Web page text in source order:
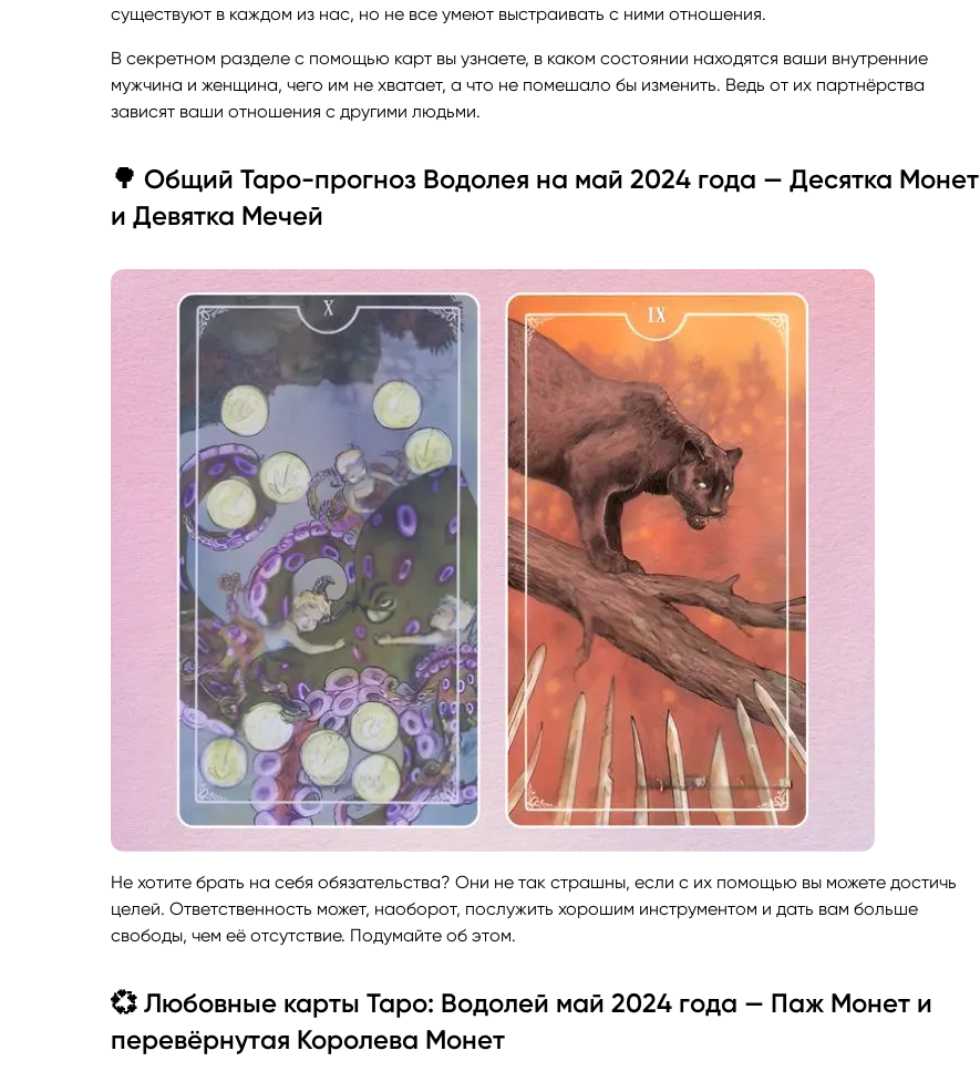
Рыбы Расклад Таро на 2025 год
существуют в каждом из нас, но не все умеют выстраивать с ними отношения.
В секретном разделе с помощью карт вы узнаете, в каком состоянии находятся ваши внутренние
мужчина и женщина, чего им не хватает, а что не помешало бы изменить. Ведь от их партнёрства
зависят ваши отношения с другими людьми.
🌳 Общий Таро-прогноз Водолея на май 2024 года — Десятка Монет
и Девятка Мечей
Не хотите брать на себя обязательства? Они не так страшны, если с их помощью вы можете достичь
целей. Ответственность может, наоборот, послужить хорошим инструментом и дать вам больше
свободы, чем её отсутствие. Подумайте об этом.
💞 Любовные карты Таро: Водолей май 2024 года — Паж Монет и
перевёрнутая Королева Монет